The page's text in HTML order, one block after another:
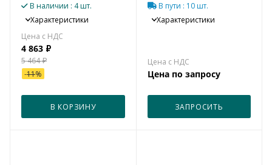
В наличии : 4 шт.
Характеристики
4 863 ₽
5 464₽
-11%
В КОРЗИНУ
СОЖ (5xD)
В пути : 10 шт.
Характеристики
Цена по запросу
ЗАПРОСИТЬ